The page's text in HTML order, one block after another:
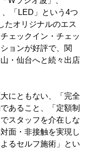
、「LED」という4つ
たオリジナルのエス
ェックイン・チェッ
ョンが好評で、関
・仙台へと続々出店
にともない、「完全
あること、「定額制
スタッフを介在しな
面・非接触を実現し
るセルフ施術」とい